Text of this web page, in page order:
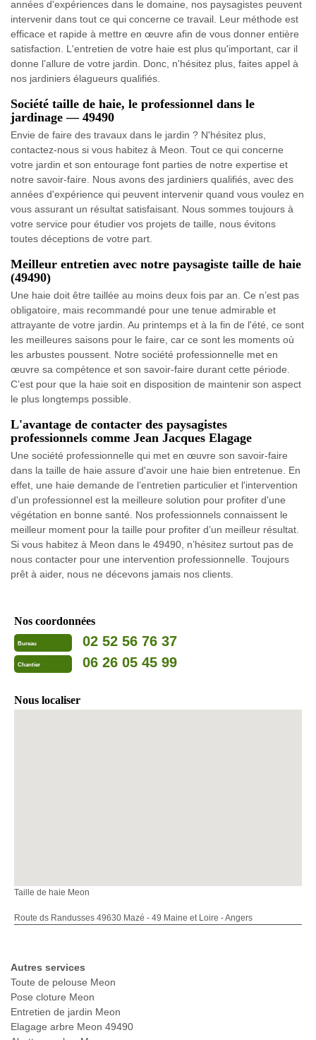
années d'expériences dans le domaine, nos paysagistes peuvent
intervenir dans tout ce qui concerne ce travail. Leur méthode est
efficace et rapide à mettre en œuvre afin de vous donner entière
satisfaction. L'entretien de votre haie est plus qu'important, car il
donne l’allure de votre jardin. Donc, n'hésitez plus, faites appel à
nos jardiniers élagueurs qualifiés.
Société taille de haie, le professionnel dans le
jardinage — 49490
Envie de faire des travaux dans le jardin ? N'hésitez plus,
contactez-nous si vous habitez à Meon. Tout ce qui concerne
votre jardin et son entourage font parties de notre expertise et
notre savoir-faire. Nous avons des jardiniers qualifiés, avec des
années d'expérience qui peuvent intervenir quand vous voulez en
vous assurant un résultat satisfaisant. Nous sommes toujours à
votre service pour étudier vos projets de taille, nous évitons
toutes déceptions de votre part.
Meilleur entretien avec notre paysagiste taille de haie
(49490)
Une haie doit être taillée au moins deux fois par an. Ce n’est pas
obligatoire, mais recommandé pour une tenue admirable et
attrayante de votre jardin. Au printemps et à la fin de l'été, ce sont
les meilleures saisons pour le faire, car ce sont les moments où
les arbustes poussent. Notre société professionnelle met en
œuvre sa compétence et son savoir-faire durant cette période.
C’est pour que la haie soit en disposition de maintenir son aspect
le plus longtemps possible.
L'avantage de contacter des paysagistes
professionnels comme Jean Jacques Elagage
Une société professionnelle qui met en œuvre son savoir-faire
dans la taille de haie assure d'avoir une haie bien entretenue. En
effet, une haie demande de l’entretien particulier et l'intervention
d'un professionnel est la meilleure solution pour profiter d'une
végétation en bonne santé. Nos professionnels connaissent le
meilleur moment pour la taille pour profiter d’un meilleur résultat.
Si vous habitez à Meon dans le 49490, n’hésitez surtout pas de
nous contacter pour une intervention professionnelle. Toujours
prêt à aider, nous ne décevons jamais nos clients.
Nos coordonnées
Bureau 02 52 56 76 37
Chantier 06 26 05 45 99
Nous localiser
Taille de haie Meon
Route ds Randusses 49630 Mazé - 49 Maine et Loire - Angers
Autres services
Toute de pelouse Meon
Pose cloture Meon
Entretien de jardin Meon
Elagage arbre Meon 49490